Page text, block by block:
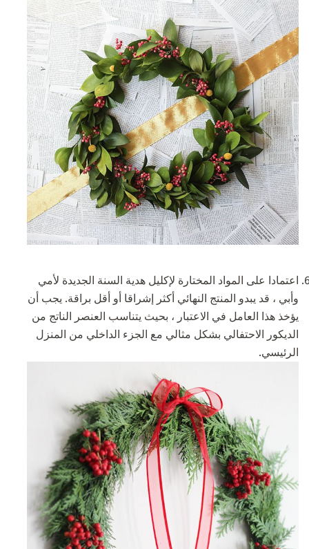
اعتمادا على المواد المختارة لإكليل هدية السنة الجديدة لأمي
وأبي ، قد يبدو المنتج النهائي أكثر إشراقا أو أقل براقة. يجب أن
يؤخذ هذا العامل في الاعتبار ، بحيث يتناسب العنصر الناتج من
الديكور الاحتفالي بشكل مثالي مع الجزء الداخلي من المنزل
الرئيسي.